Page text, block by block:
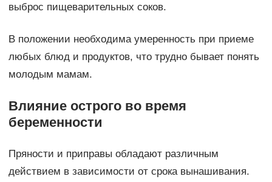
выброс пищеварительных соков.
В положении необходима умеренность при приеме
любых блюд и продуктов, что трудно бывает понять
молодым мамам.
Влияние острого во время
беременности
Пряности и приправы обладают различным
действием в зависимости от срока вынашивания.